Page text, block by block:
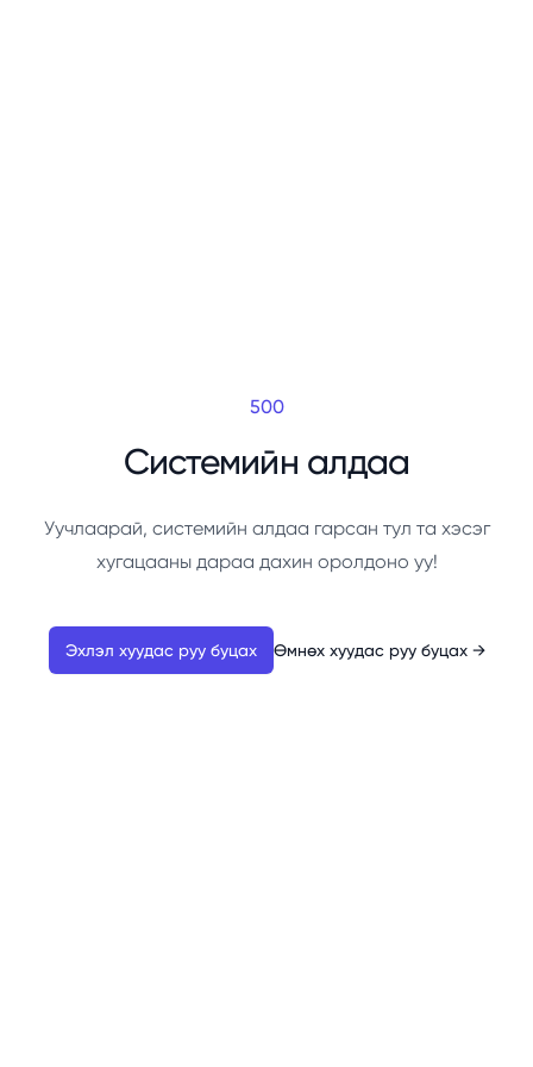
500
Системийн алдаа
Уучлаарай, системийн алдаа гарсан тул та хэсэг
хугацааны дараа дахин оролдоно уу!
Эхлэл хуудас руу буцах Өмнөх хуудас руу буцах →